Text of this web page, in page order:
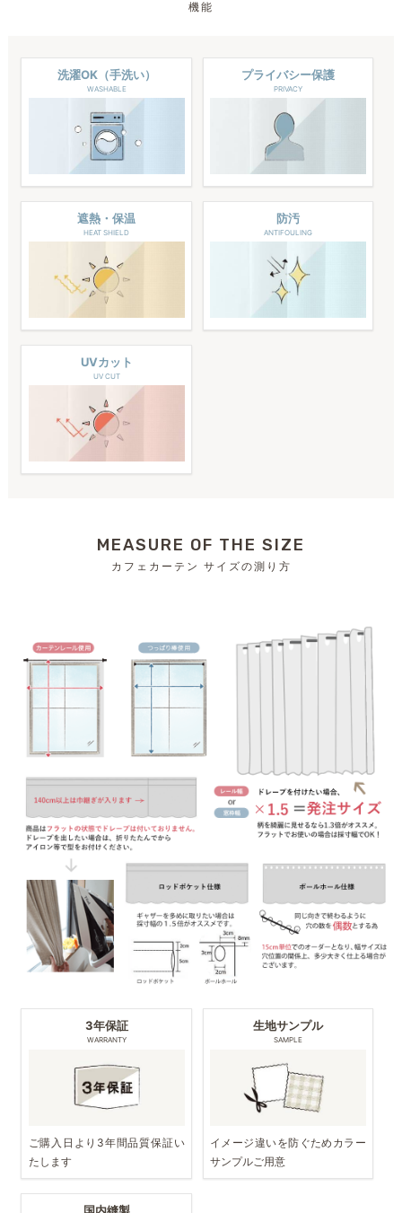
機能
洗濯OK（手洗い）
WASHABLE
プライバシー保護
PRIVACY
遮熱・保温
HEAT SHIELD
防汚
ANTIFOULING
UVカット
UV CUT
MEASURE OF THE SIZE
カフェカーテン サイズの測り方
3年保証
WARRANTY
ご購入日より3年間品質保証い
たします
生地サンプル
SAMPLE
イメージ違いを防ぐためカラー
サンプルご用意